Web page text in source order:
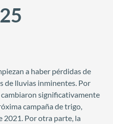
a haber pérdidas de
de lluvias inminentes. Por
significativamente
campaña de trigo,
2021. Por otra parte, la